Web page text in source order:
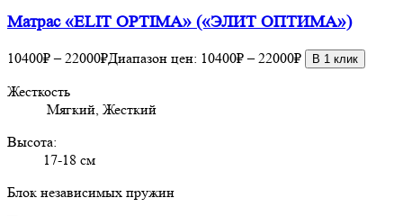
Матрас «ELIT OPTIMA» («ЭЛИТ ОПТИМА»)
10400₽ – 22000₽Диапазон цен: 10400₽ – 22000₽ В 1 клик
Жесткость
Мягкий, Жесткий
Высота:
17-18 см
Блок независимых пружин